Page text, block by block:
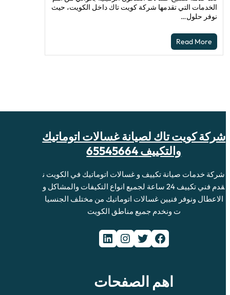
الخدمات التي تقدمها شركة كويت تاك داخل الكويت، حيث
نوفر حلول…
Read More
شركة كويت تاك لصيانة غسالات اتوماتيك
والتكييف 65545664
شركة خدمات صيانة تكييف و غسالات اتوماتيك في الكويت ن
قدم فني تكييف 24 ساعة لجميع انواع التكيفات والمشاكل و
الاعطال ونوفر فنيين غسالات اتوماتيك من مختلف الجنسيا
ت ونخدم جميع مناطق الكويت
فيسبوك تويتر إنستجرام لينكد إن
اهم الصفحات